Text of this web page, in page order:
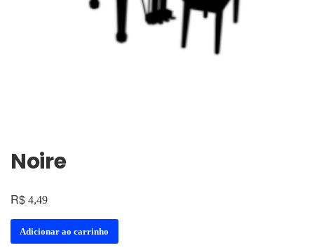
Noire
R$ 4,49
Adicionar ao carrinho